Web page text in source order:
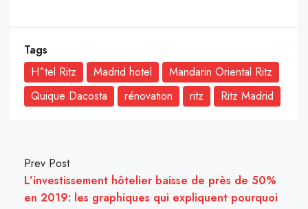
Tags
H^tel Ritz
Madrid hotel
Mandarin Oriental Ritz
Quique Dacosta
rénovation ritz Ritz Madrid
Prev Post
L’investissement hôtelier baisse de près de 50%
en 2019: les graphiques qui expliquent pourquoi